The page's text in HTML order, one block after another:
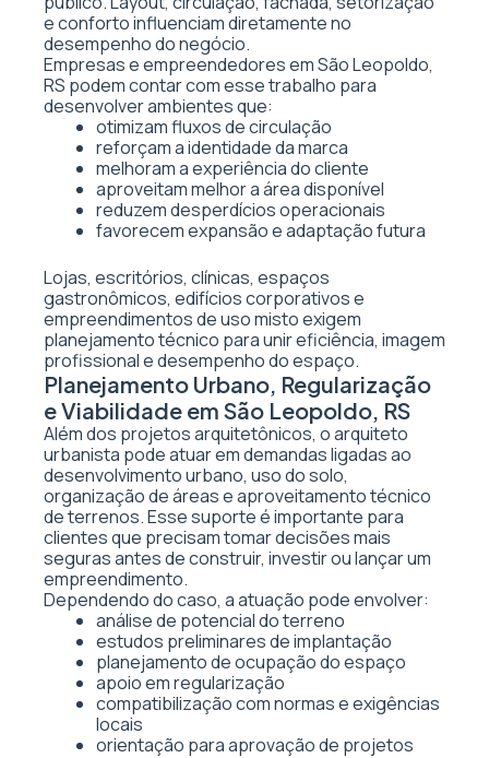
e conforto influenciam diretamente no
desempenho do negócio.
Empresas e empreendedores em São Leopoldo,
RS podem contar com esse trabalho para
desenvolver ambientes que:
otimizam fluxos de circulação
reforçam a identidade da marca
melhoram a experiência do cliente
aproveitam melhor a área disponível
reduzem desperdícios operacionais
favorecem expansão e adaptação futura
Lojas, escritórios, clínicas, espaços
gastronômicos, edifícios corporativos e
empreendimentos de uso misto exigem
planejamento técnico para unir eficiência, imagem
profissional e desempenho do espaço.
Planejamento Urbano, Regularização
e Viabilidade em São Leopoldo, RS
Além dos projetos arquitetônicos, o arquiteto
urbanista pode atuar em demandas ligadas ao
desenvolvimento urbano, uso do solo,
organização de áreas e aproveitamento técnico
de terrenos. Esse suporte é importante para
clientes que precisam tomar decisões mais
seguras antes de construir, investir ou lançar um
empreendimento.
Dependendo do caso, a atuação pode envolver:
análise de potencial do terreno
estudos preliminares de implantação
planejamento de ocupação do espaço
apoio em regularização
compatibilização com normas e exigências
locais
orientação para aprovação de projetos